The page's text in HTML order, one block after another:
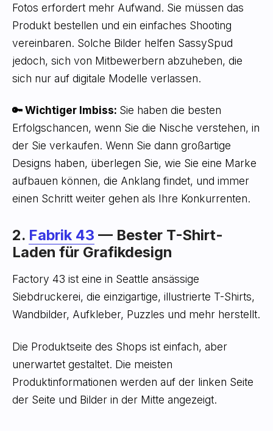
Fotos erfordert mehr Aufwand. Sie müssen das
Produkt bestellen und ein einfaches Shooting
vereinbaren. Solche Bilder helfen SassySpud
jedoch, sich von Mitbewerbern abzuheben, die
sich nur auf digitale Modelle verlassen.
🔑 Wichtiger Imbiss: Sie haben die besten
Erfolgschancen, wenn Sie die Nische verstehen, in
der Sie verkaufen. Wenn Sie dann großartige
Designs haben, überlegen Sie, wie Sie eine Marke
aufbauen können, die Anklang findet, und immer
einen Schritt weiter gehen als Ihre Konkurrenten.
2. Fabrik 43 — Bester T-Shirt-
Laden für Grafikdesign
Factory 43 ist eine in Seattle ansässige
Siebdruckerei, die einzigartige, illustrierte T-Shirts,
Wandbilder, Aufkleber, Puzzles und mehr herstellt.
Die Produktseite des Shops ist einfach, aber
unerwartet gestaltet. Die meisten
Produktinformationen werden auf der linken Seite
der Seite und Bilder in der Mitte angezeigt.